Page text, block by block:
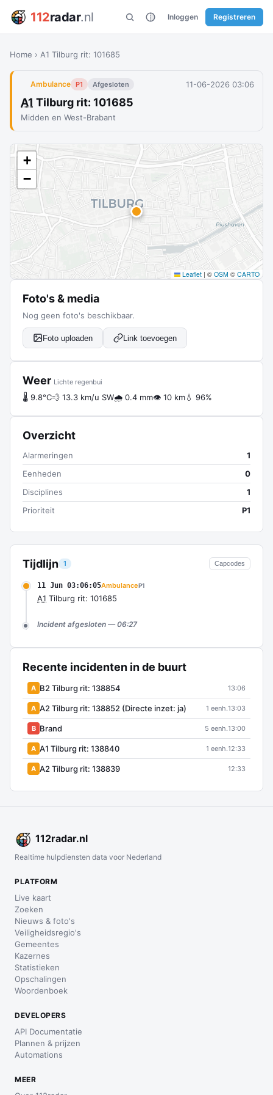
112radar.nl Inloggen Registreren
Home › A1 Tilburg rit: 101685
Ambulance P1 Afgesloten 11-06-2026 03:06
A1 Tilburg rit: 101685
Midden en West-Brabant
Tijdlijn 1 Capcodes
11 Jun 03:06:05AmbulanceP1
A1 Tilburg rit: 101685
Incident afgesloten — 06:27
Recente incidenten in de buurt
A B2 Tilburg rit: 138854 13:06
A A2 Tilburg rit: 138852 (Directe inzet: ja) 1 eenh.13:03
B Brand 5 eenh.13:00
A A1 Tilburg rit: 138840 1 eenh.12:33
A A2 Tilburg rit: 138839 12:33
+
−
Leaflet | © OSM © CARTO
Foto's & media
Nog geen foto's beschikbaar.
Foto uploaden Link toevoegen
Weer Lichte regenbui
🌡 9.8°C💨 13.3 km/u SW🌧 0.4 mm👁 10 km💧 96%
Overzicht
Alarmeringen
1
Eenheden
0
Disciplines
1
Prioriteit
P1
112radar.nl
Realtime hulpdiensten data voor Nederland
PLATFORM
Live kaart
Zoeken
Nieuws & foto's
Veiligheidsregio's
Gemeentes
Kazernes
Statistieken
Opschalingen
Woordenboek
DEVELOPERS
API Documentatie
Plannen & prijzen
Automations
MEER